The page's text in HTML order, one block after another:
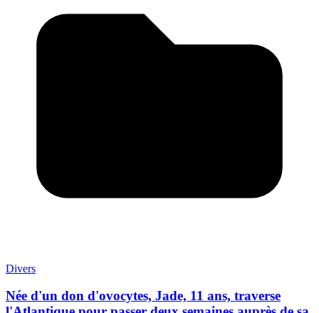
Divers
Née d'un don d'ovocytes, Jade, 11 ans, traverse